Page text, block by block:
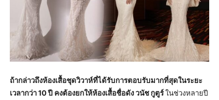
ถ้ากล่าวถึงห้องเสื้อชุดวิวาห์ที่ได้รับการตอบรับมากที่สุดในระยะ
เวลากว่า 10 ปี คงต้องยกให้ห้องเสื้อชื่อดัง วนัช กูตูร์ในช่วงหลายปี